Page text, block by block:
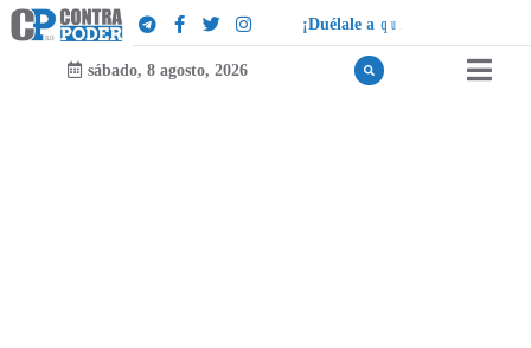
¡Duélale a q u
sábado, 8 agosto, 2026